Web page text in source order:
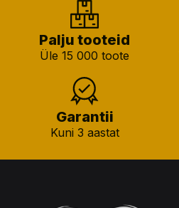
Palju tooteid
Üle 15 000 toote
Garantii
Kuni 3 aastat